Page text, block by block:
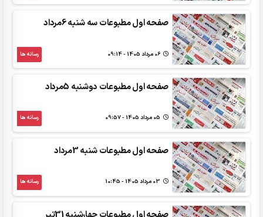
صفحه اول مطبوعات سه شنبه 6مرداد
رسانه ها
صفحه اول مطبوعات دوشنبه 5مرداد
رسانه ها
صفحه اول مطبوعات شنبه 3مرداد
رسانه ها